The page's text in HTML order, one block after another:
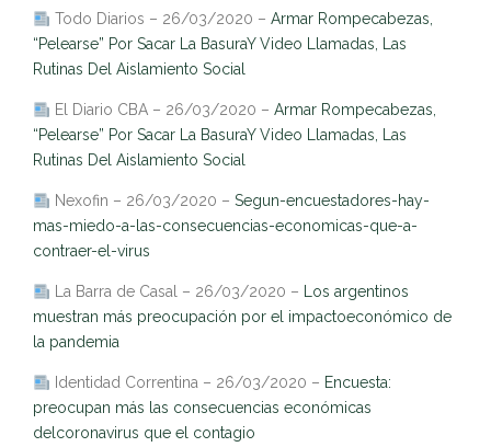
Todo Diarios – 26/03/2020 – Armar Rompecabezas,
“Pelearse” Por Sacar La BasuraY Video Llamadas, Las
Rutinas Del Aislamiento Social
El Diario CBA – 26/03/2020 – Armar Rompecabezas,
“Pelearse” Por Sacar La BasuraY Video Llamadas, Las
Rutinas Del Aislamiento Social
Nexofin – 26/03/2020 – Segun-encuestadores-hay-
mas-miedo-a-las-consecuencias-economicas-que-a-
contraer-el-virus
La Barra de Casal – 26/03/2020 – Los argentinos
muestran más preocupación por el impactoeconómico de
la pandemia
Identidad Correntina – 26/03/2020 – Encuesta:
preocupan más las consecuencias económicas
delcoronavirus que el contagio